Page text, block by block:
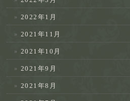
2022年1月
2021年11月
2021年10月
2021年9月
2021年8月